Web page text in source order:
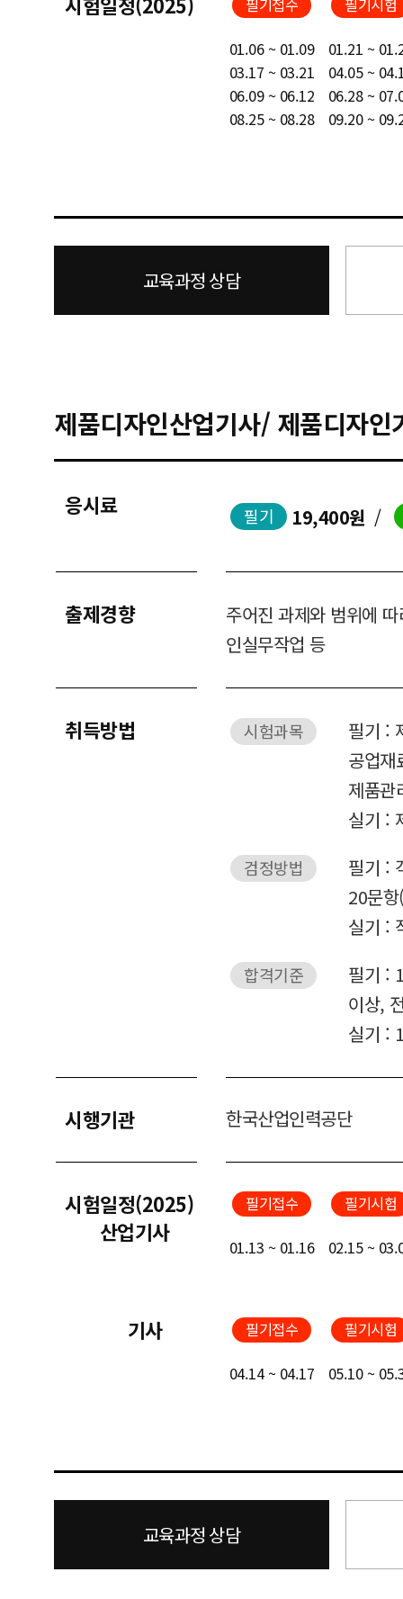
필기접수 필기시험
01.06 ~ 01.09
01.21 ~
03.17 ~ 03.21
04.05 ~
06.09 ~ 06.12
06.28 ~
08.25 ~ 08.28
09.20 ~
교육과정 상담
제품디자인산업기사/ 제품디자인
응시료 필기 19,400원 /
출제경향
주어진 과제와 범위에
인실무작업 등
취득방법 시험과목
필기 :
공업재
제품관
실기 :
검정방법
필기 :
20문
실기 :
합격기준
필기 :
이상,
실기 :
시행기관 한국산업인력공단
시험일정(2025)
산업기사
필기접수 필기시험
01.13 ~ 01.16 02.15 ~
기사 필기접수 필기시험
04.14 ~ 04.17 05.10 ~
교육과정 상담